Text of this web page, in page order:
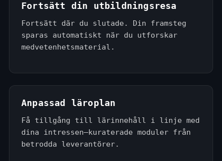
Fortsätt din utbildningsresa
Fortsätt där du slutade. Din framsteg
sparas automatiskt när du utforskar
medvetenhetsmaterial.
Anpassad läroplan
Få tillgång till lärinnehåll i linje med
dina intressen—kuraterade moduler från
betrodda leverantörer.